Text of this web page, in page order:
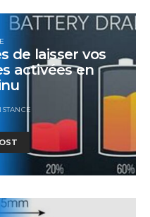
de laisser vos
activées en